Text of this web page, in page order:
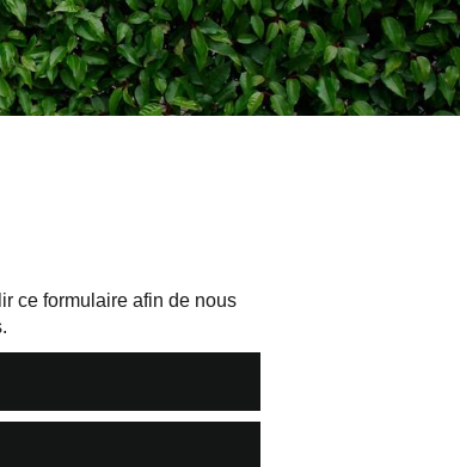
ce formulaire afin de nous